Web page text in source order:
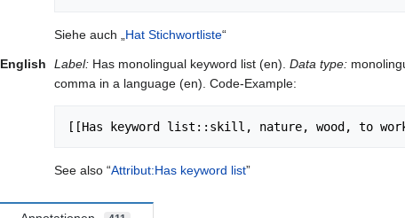
Siehe auch „Hat Stichwortliste“
English Label: Has monolingual keyword list (en). Data type:
comma in a language (en). Code-Example:
See also “Attribut:Has keyword list”